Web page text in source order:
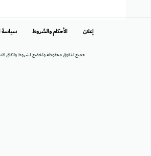
جميع الحقوق محفوظة وتخضع لشروط واتفاق
إعلان الأحكام والشروط سياسة